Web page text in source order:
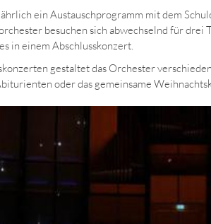
ein Austauschprogramm mit dem
besuchen sich abwechselnd für drei
in einem Abschlusskonzert.
gestaltet das Orchester
oder das gemeinsame